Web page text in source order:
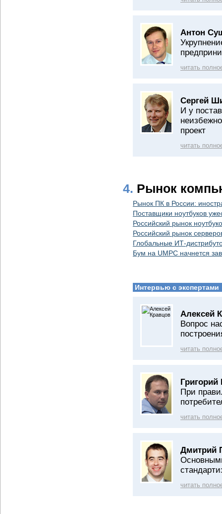
Антон
читать
Сергей
И у
проект
читать
4. Рынок
Рынок ПК в России:
Поставщики ноутбуков
Российский рынок
Российский рынок
Глобальные ИТ-
Бум на UMPC начнется
Интервью с экспертами
Алексей
Вопрос
читать
Григорий
При
читать
Дмитрий
читать